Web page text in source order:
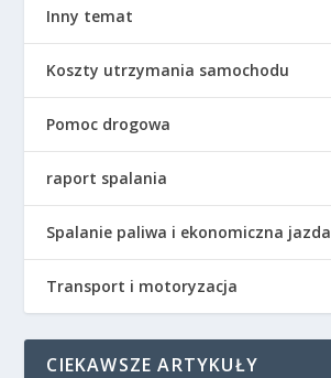
Inny temat
Koszty utrzymania samochodu
Pomoc drogowa
raport spalania
Spalanie paliwa i ekonomiczna jazda
Transport i motoryzacja
CIEKAWSZE ARTYKUŁY